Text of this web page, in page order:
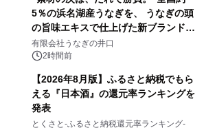
5％の浜名湖産うなぎを、 うなぎの頭
の旨味エキスで仕上げた新ブランド
「井口の誉」誕生
有限会社うなぎの井口
2時間前
【2026年8月版】ふるさと納税でもら
える『日本酒』の還元率ランキングを
発表
とくさと-ふるさと納税還元率ランキング-